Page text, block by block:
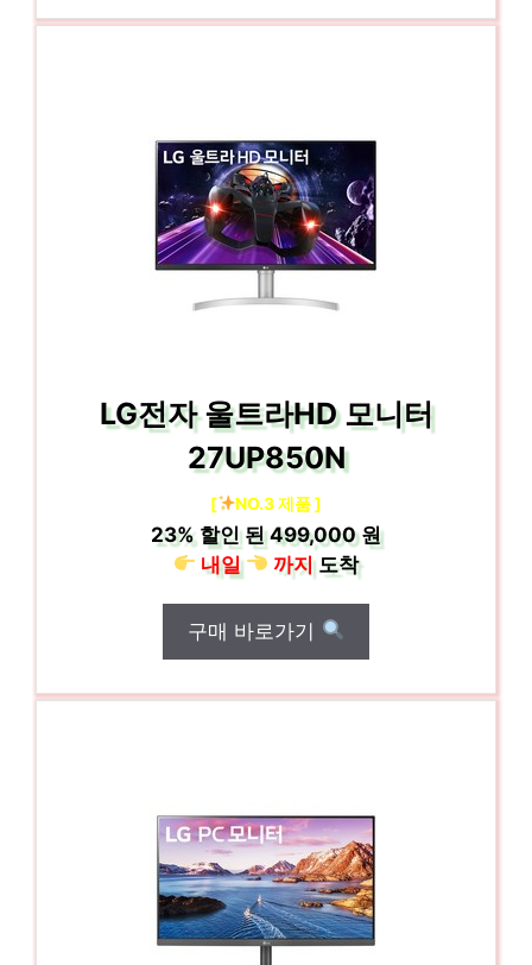
LG전자 울트라HD 모니터
27UP850N
[ NO.3 제품 ]
23% 할인 된499,000 원
내일
까지도착
구매 바로가기